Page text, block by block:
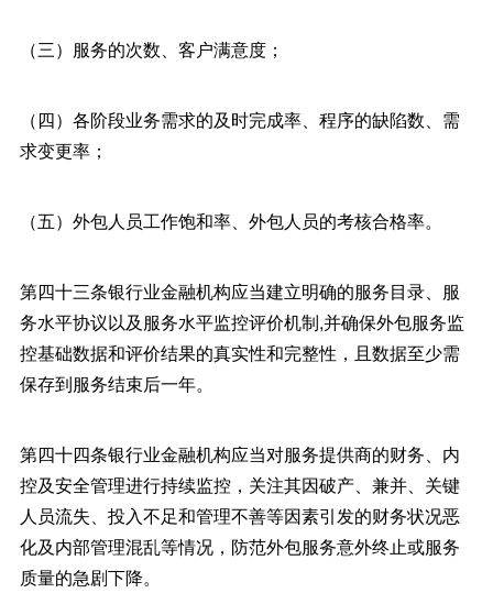
（三）服务的次数、客户满意度；
（四）各阶段业务需求的及时完成率、程序的缺陷数、需
求变更率；
（五）外包人员工作饱和率、外包人员的考核合格率。
第四十三条银行业金融机构应当建立明确的服务目录、服
务水平协议以及服务水平监控评价机制,并确保外包服务监
控基础数据和评价结果的真实性和完整性，且数据至少需
保存到服务结束后一年。
第四十四条银行业金融机构应当对服务提供商的财务、内
控及安全管理进行持续监控，关注其因破产、兼并、关键
人员流失、投入不足和管理不善等因素引发的财务状况恶
化及内部管理混乱等情况，防范外包服务意外终止或服务
质量的急剧下降。